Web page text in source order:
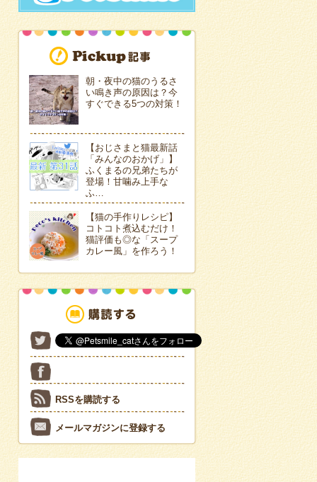
朝・夜中の猫のうるさ
い鳴き声の原因は？今
すぐできる5つの対策！
【おじさまと猫最新話
「みんなのおかげ」】
ふくまるの兄弟たちが
登場！甘噛み上手な
ふ…
【猫の手作りレシピ】
コトコト煮込むだけ！
猫評価も◎な「スープ
カレー風」を作ろう！
RSSを購読する
メールマガジンに登録する